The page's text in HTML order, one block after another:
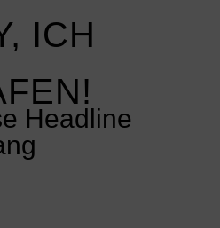
ICH
Headline